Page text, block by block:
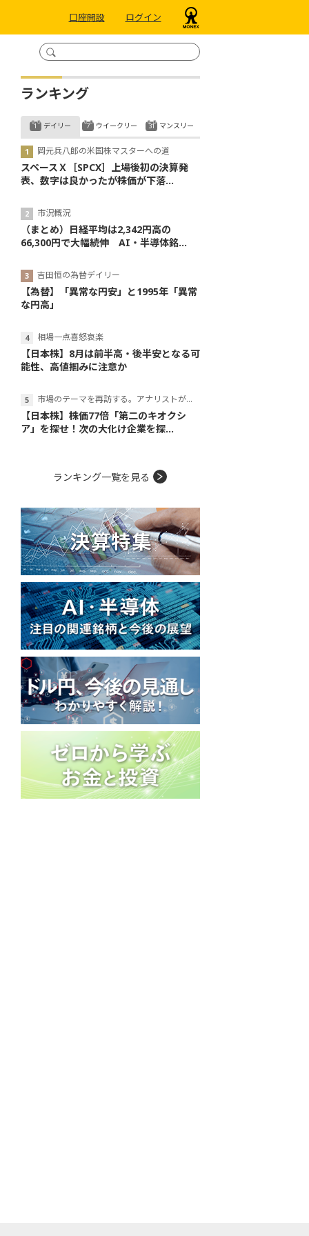
口座開設 ログイン
ランキング
デイリー
岡元兵八郎の米国株マスターへの道
スペースＸ［SPCX］上場後初の決算発
表、数字は良かったが株価が下落...
市況概況
（まとめ）日経平均は2,342円高の
66,300円で大幅続伸 AI・半導体銘...
吉田恒の為替デイリー
【為替】「異常な円安」と1995年「異常
な円高」
相場一点喜怒哀楽
【日本株】8月は前半高・後半安となる可
能性、高値掴みに注意か
市場のテーマを再訪する。アナリストが読み解くテーマの本質
【日本株】株価77倍「第二のキオクシ
ア」を探せ！次の大化け企業を探...
ウイークリー マンスリー
ランキング一覧を見る